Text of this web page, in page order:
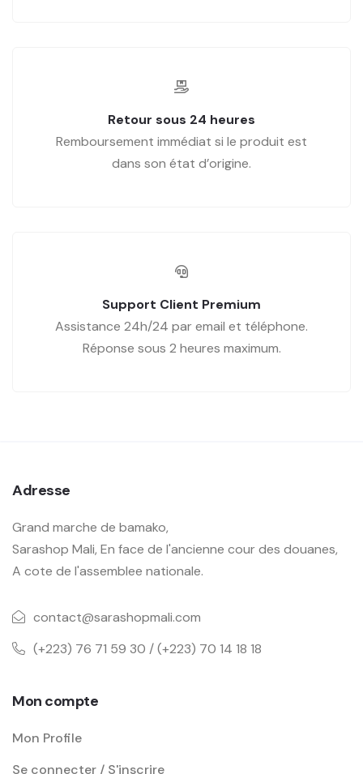
Retour sous 24 heures
Remboursement immédiat si le produit est
dans son état d’origine.
Support Client Premium
Assistance 24h/24 par email et téléphone.
Réponse sous 2 heures maximum.
Adresse
Grand marche de bamako,
Sarashop Mali, En face de l'ancienne cour des douanes,
A cote de l'assemblee nationale.
contact@sarashopmali.com
(+223) 76 71 59 30 / (+223) 70 14 18 18
Mon compte
Mon Profile
Se connecter / S'inscrire